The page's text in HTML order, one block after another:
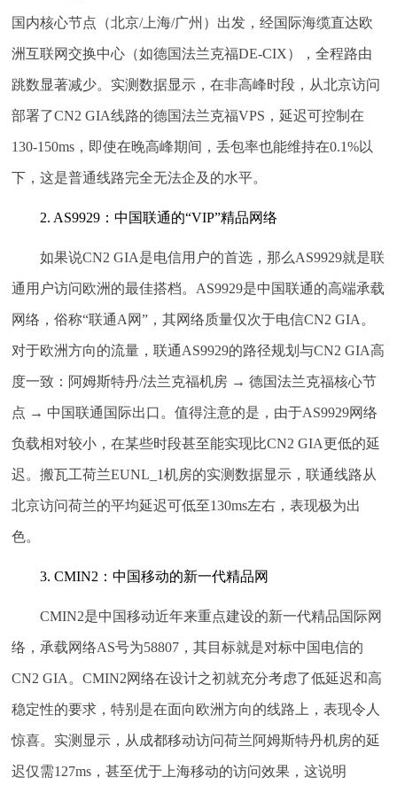
国内核心节点（北京/上海/广州）出发，经国际海缆直达欧
洲互联网交换中心（如德国法兰克福DE-CIX），全程路由
跳数显著减少。实测数据显示，在非高峰时段，从北京访问
部署了CN2 GIA线路的德国法兰克福VPS，延迟可控制在
130-150ms，即使在晚高峰期间，丢包率也能维持在0.1%以
下，这是普通线路完全无法企及的水平。
2. AS9929：中国联通的“VIP”精品网络
如果说CN2 GIA是电信用户的首选，那么AS9929就是联
通用户访问欧洲的最佳搭档。AS9929是中国联通的高端承载
网络，俗称“联通A网”，其网络质量仅次于电信CN2 GIA。
对于欧洲方向的流量，联通AS9929的路径规划与CN2 GIA高
度一致：阿姆斯特丹/法兰克福机房 → 德国法兰克福核心节
点 → 中国联通国际出口。值得注意的是，由于AS9929网络
负载相对较小，在某些时段甚至能实现比CN2 GIA更低的延
迟。搬瓦工荷兰EUNL_1机房的实测数据显示，联通线路从
北京访问荷兰的平均延迟可低至130ms左右，表现极为出
色。
3. CMIN2：中国移动的新一代精品网
CMIN2是中国移动近年来重点建设的新一代精品国际网
络，承载网络AS号为58807，其目标就是对标中国电信的
CN2 GIA。CMIN2网络在设计之初就充分考虑了低延迟和高
稳定性的要求，特别是在面向欧洲方向的线路上，表现令人
惊喜。实测显示，从成都移动访问荷兰阿姆斯特丹机房的延
迟仅需127ms，甚至优于上海移动的访问效果，这说明